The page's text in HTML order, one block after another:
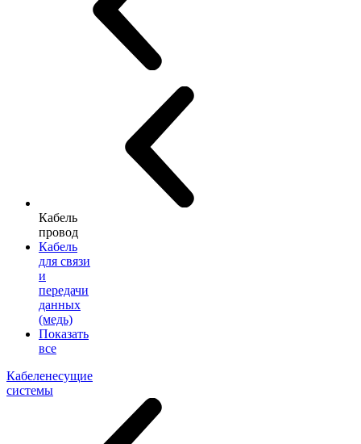
Кабель
провод
Кабель
для связи
и
передачи
данных
(медь)
Показать
все
Кабеленесущие
системы